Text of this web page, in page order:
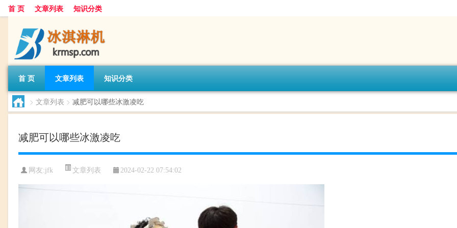
首 页 文章列表 知识分类
首 页 文章列表 知识分类
> 文章列表 > 减肥可以哪些冰激凌吃
减肥可以哪些冰激凌吃
网友:jfk 文章列表 2024-02-22 07:54:02